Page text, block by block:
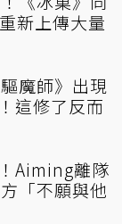
新上傳大量
魔師》出現
這修了反而
Aiming離隊
「不願與他